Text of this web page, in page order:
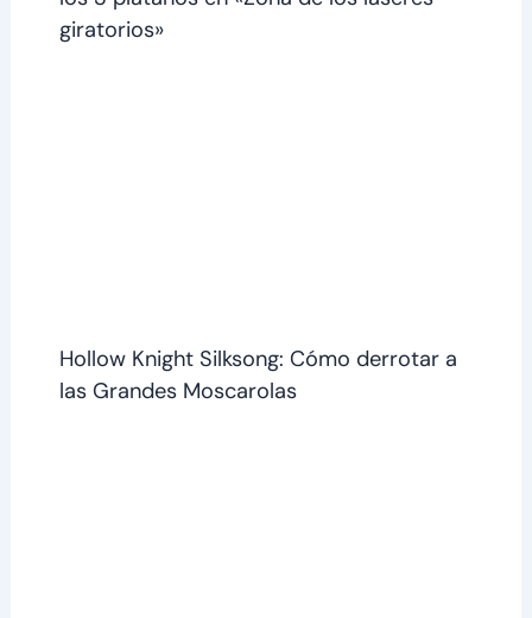
giratorios»
Hollow Knight Silksong: Cómo derrotar a
las Grandes Moscarolas